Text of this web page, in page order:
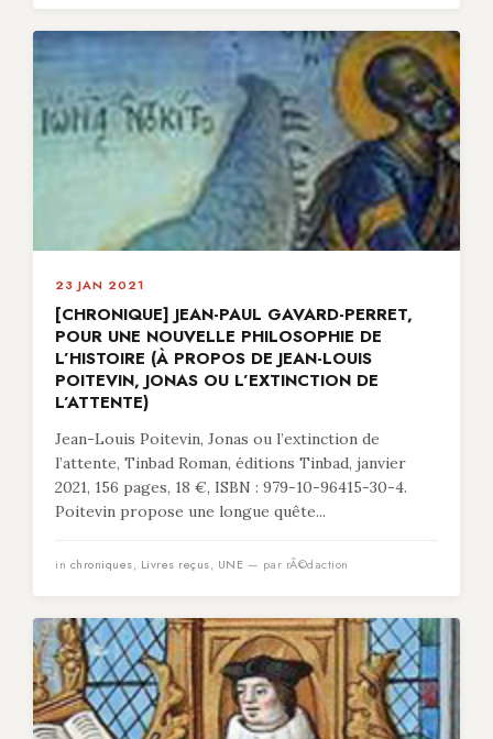
23 JAN 2021
[CHRONIQUE] JEAN-PAUL GAVARD-PERRET,
POUR UNE NOUVELLE PHILOSOPHIE DE
L’HISTOIRE (À PROPOS DE JEAN-LOUIS
POITEVIN, JONAS OU L’EXTINCTION DE
L’ATTENTE)
Jean-Louis Poitevin, Jonas ou l’extinction de
l’attente, Tinbad Roman, éditions Tinbad, janvier
2021, 156 pages, 18 €, ISBN : 979-10-96415-30-4.
Poitevin propose une longue quête...
in chroniques, Livres reçus, UNE — par rÃ©daction